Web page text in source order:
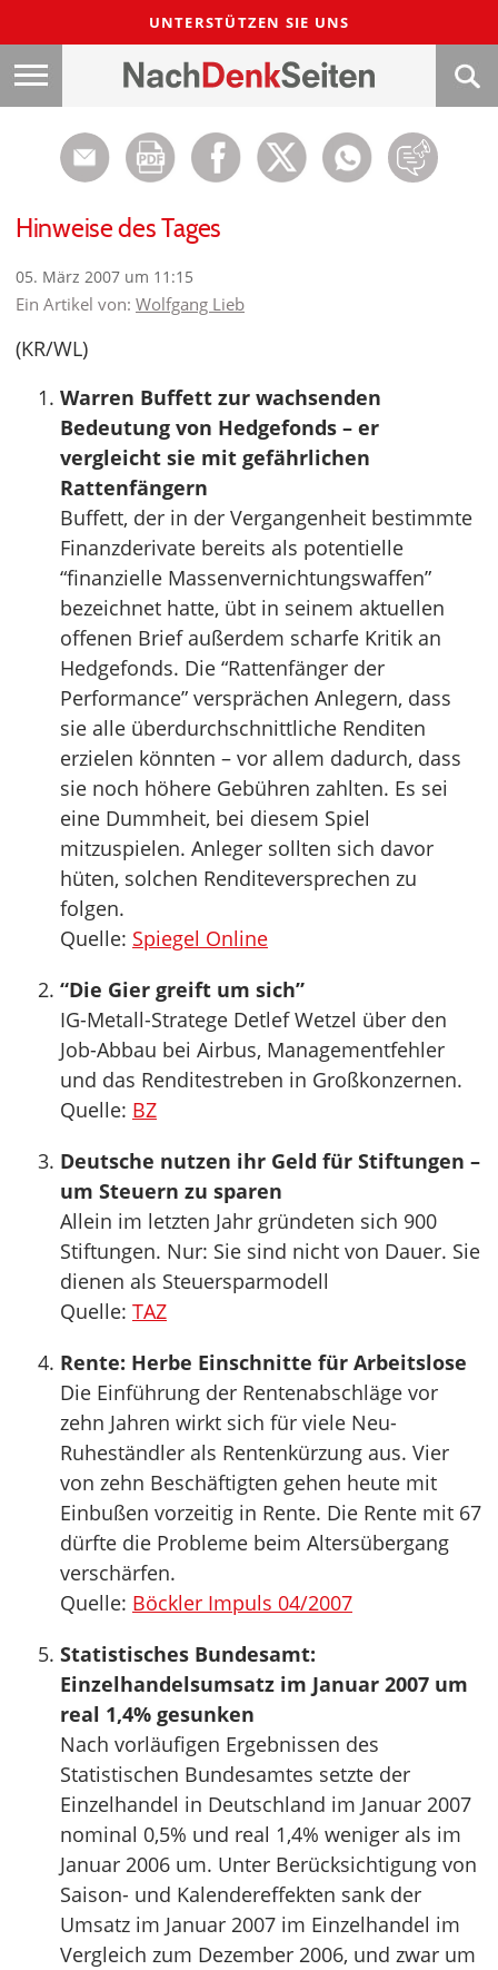
UNTERSTÜTZEN SIE UNS
Hinweise des Tages
05. März 2007 um 11:15
Ein Artikel von: Wolfgang Lieb
(KR/WL)
Warren Buffett zur wachsenden
Bedeutung von Hedgefonds – er
vergleicht sie mit gefährlichen
Rattenfängern
Buffett, der in der Vergangenheit bestimmte
Finanzderivate bereits als potentielle
“finanzielle Massenvernichtungswaffen”
bezeichnet hatte, übt in seinem aktuellen
offenen Brief außerdem scharfe Kritik an
Hedgefonds. Die “Rattenfänger der
Performance” versprächen Anlegern, dass
sie alle überdurchschnittliche Renditen
erzielen könnten – vor allem dadurch, dass
sie noch höhere Gebühren zahlten. Es sei
eine Dummheit, bei diesem Spiel
mitzuspielen. Anleger sollten sich davor
hüten, solchen Renditeversprechen zu
folgen.
Quelle: Spiegel Online
“Die Gier greift um sich”
IG-Metall-Stratege Detlef Wetzel über den
Job-Abbau bei Airbus, Managementfehler
und das Renditestreben in Großkonzernen.
Quelle: BZ
Deutsche nutzen ihr Geld für Stiftungen –
um Steuern zu sparen
Allein im letzten Jahr gründeten sich 900
Stiftungen. Nur: Sie sind nicht von Dauer. Sie
dienen als Steuersparmodell
Quelle: TAZ
Rente: Herbe Einschnitte für Arbeitslose
Die Einführung der Rentenabschläge vor
zehn Jahren wirkt sich für viele Neu-
Ruheständler als Rentenkürzung aus. Vier
von zehn Beschäftigten gehen heute mit
Einbußen vorzeitig in Rente. Die Rente mit 67
dürfte die Probleme beim Altersübergang
verschärfen.
Quelle: Böckler Impuls 04/2007
Statistisches Bundesamt:
Einzelhandelsumsatz im Januar 2007 um
real 1,4% gesunken
Nach vorläufigen Ergebnissen des
Statistischen Bundesamtes setzte der
Einzelhandel in Deutschland im Januar 2007
nominal 0,5% und real 1,4% weniger als im
Januar 2006 um. Unter Berücksichtigung von
Saison- und Kalendereffekten sank der
Umsatz im Januar 2007 im Einzelhandel im
Vergleich zum Dezember 2006, und zwar um